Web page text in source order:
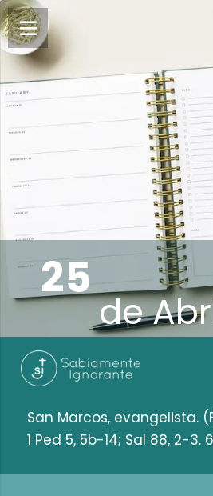
25
de
San Marcos, evangelista.
1 Ped 5, 5b-14; Sal 88, 2-3.